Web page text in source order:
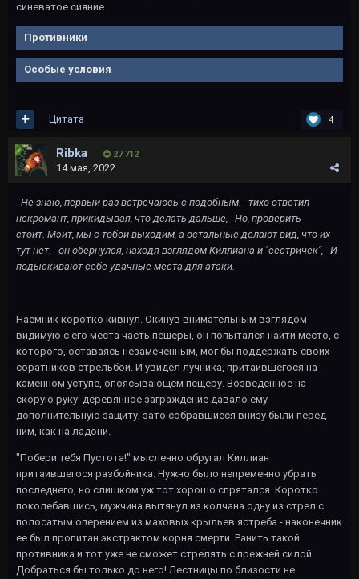
синеватое сияние.
Противники
Особые условия
4
Цитата
Ribka 27 712
14 мая, 2022
- Не знаю, первый раз встречаюсь с подобным. - тихо ответил
некромант, прикидывая, что делать дальше, - Но, проверить
стоит. Мэйт, мы с тобой выходим, а остальные делают вид, что их
тут нет. - он обернулся, находя взглядом Киллиана и "сестричек", - И
подыскивают себе удачные места для атаки.
Наемник коротко кивнул. Окинув внимательным взглядом
видимую с его места часть пещеры, он попытался найти место, с
которого, оставаясь незамеченным, мог бы поддержать своих
соратников стрельбой. И увидел лучника, притаившегося на
каменном уступе, опоясывающем пещеру. Возведенное на
скорую руку деревянное заграждение давало ему
дополнительную защиту, зато собравшиеся внизу были перед
ним, как на ладони.
"Побери тебя Пустота!" мысленно обругал Киллиан
притаившегося разбойника. Нужно было непременно убрать
последнего, но слишком уж тот хорошо спрятался. Коротко
поколебавшись, мужчина вытянул из колчана одну из стрел с
полосатым оперением из маховых крыльев ястреба - наконечник
ее был пропитан экстрактом корня смерти. Ранить такой
противника и тот уже не сможет стрелять с прежней силой.
Добраться бы только до него! Лестницы по близости не